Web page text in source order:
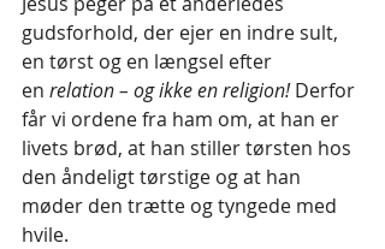
gudsforhold, der ejer en indre sult,
en tørst og en længsel efter
en relation – og ikke en religion! Derfor
får vi ordene fra ham om, at han er
livets brød, at han stiller tørsten hos
den åndeligt tørstige og at han
møder den trætte og tyngede med
hvile.